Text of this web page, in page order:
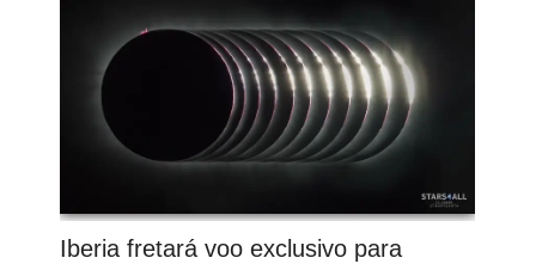
Iberia fretará voo exclusivo para